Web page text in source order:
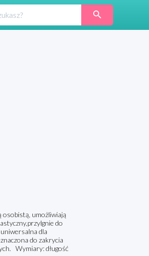
osobistą, umożliwiają
do
dla
do zakrycia
Wymiary: długość